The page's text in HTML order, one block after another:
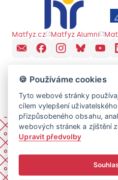
Matfyz.cz Matfyz Alumni
🍪 Používáme cookies
Tyto webové stránky
cílem vylepšení
přizpůsobeného obsahu,
webových stránek a zjištění
Upravit předvolby